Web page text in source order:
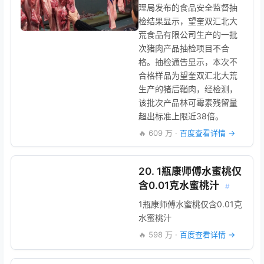
理局发布的食品安全监督抽
检结果显示，望奎双汇北大
荒食品有限公司生产的一批
次猪肉产品抽检项目不合
格。抽检通告显示，本次不
合格样品为望奎双汇北大荒
生产的猪后鞧肉，经检测，
该批次产品林可霉素残留量
超出标准上限近38倍。
🔥 609 万 · 百度查看详情 →
20. 1瓶康师傅水蜜桃仅
含0.01克水蜜桃汁
#
1瓶康师傅水蜜桃仅含0.01克
水蜜桃汁
🔥 598 万 · 百度查看详情 →